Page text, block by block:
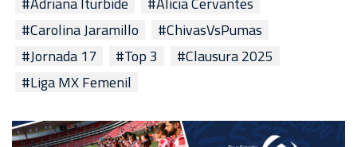
#Carolina Jaramillo
#ChivasVsPumas
#Jornada 17
#Top 3
#Clausura 2025
#Liga MX Femenil